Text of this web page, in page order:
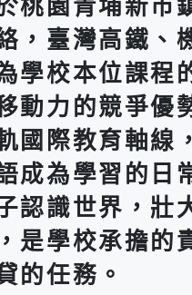
桃園青埔新市
，臺灣高鐵、
學校本位課程
動力的競爭優
國際教育軸線
成為學習的日
認識世界，壯
是學校承擔的
的任務。